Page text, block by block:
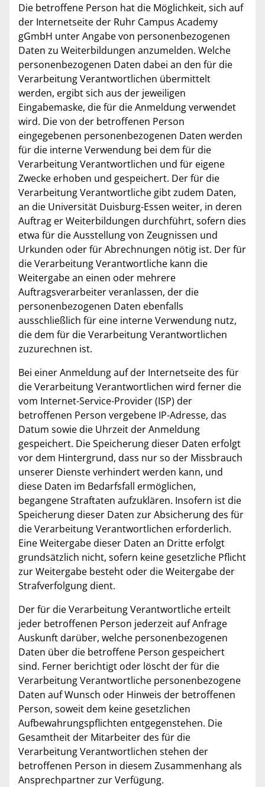
Die betroffene Person hat die Möglichkeit, sich auf
der Internetseite der Ruhr Campus Academy
gGmbH unter Angabe von personenbezogenen
Daten zu Weiterbildungen anzumelden. Welche
personenbezogenen Daten dabei an den für die
Verarbeitung Verantwortlichen übermittelt
werden, ergibt sich aus der jeweiligen
Eingabemaske, die für die Anmeldung verwendet
wird. Die von der betroffenen Person
eingegebenen personenbezogenen Daten werden
für die interne Verwendung bei dem für die
Verarbeitung Verantwortlichen und für eigene
Zwecke erhoben und gespeichert. Der für die
Verarbeitung Verantwortliche gibt zudem Daten,
an die Universität Duisburg-Essen weiter, in deren
Auftrag er Weiterbildungen durchführt, sofern dies
etwa für die Ausstellung von Zeugnissen und
Urkunden oder für Abrechnungen nötig ist. Der für
die Verarbeitung Verantwortliche kann die
Weitergabe an einen oder mehrere
Auftragsverarbeiter veranlassen, der die
personenbezogenen Daten ebenfalls
ausschließlich für eine interne Verwendung nutz,
die dem für die Verarbeitung Verantwortlichen
zuzurechnen ist.
Bei einer Anmeldung auf der Internetseite des für
die Verarbeitung Verantwortlichen wird ferner die
vom Internet-Service-Provider (ISP) der
betroffenen Person vergebene IP-Adresse, das
Datum sowie die Uhrzeit der Anmeldung
gespeichert. Die Speicherung dieser Daten erfolgt
vor dem Hintergrund, dass nur so der Missbrauch
unserer Dienste verhindert werden kann, und
diese Daten im Bedarfsfall ermöglichen,
begangene Straftaten aufzuklären. Insofern ist die
Speicherung dieser Daten zur Absicherung des für
die Verarbeitung Verantwortlichen erforderlich.
Eine Weitergabe dieser Daten an Dritte erfolgt
grundsätzlich nicht, sofern keine gesetzliche Pflicht
zur Weitergabe besteht oder die Weitergabe der
Strafverfolgung dient.
Der für die Verarbeitung Verantwortliche erteilt
jeder betroffenen Person jederzeit auf Anfrage
Auskunft darüber, welche personenbezogenen
Daten über die betroffene Person gespeichert
sind. Ferner berichtigt oder löscht der für die
Verarbeitung Verantwortliche personenbezogene
Daten auf Wunsch oder Hinweis der betroffenen
Person, soweit dem keine gesetzlichen
Aufbewahrungspflichten entgegenstehen. Die
Gesamtheit der Mitarbeiter des für die
Verarbeitung Verantwortlichen stehen der
betroffenen Person in diesem Zusammenhang als
Ansprechpartner zur Verfügung.